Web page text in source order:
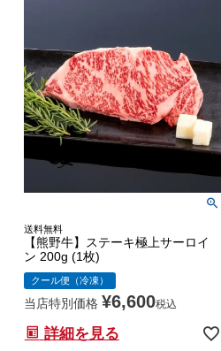
送料無料
【熊野牛】ステーキ極上サーロイ
ン 200g (1枚)
クール便（冷凍）
当店特別価格 ¥6,600税込
詳細を見る